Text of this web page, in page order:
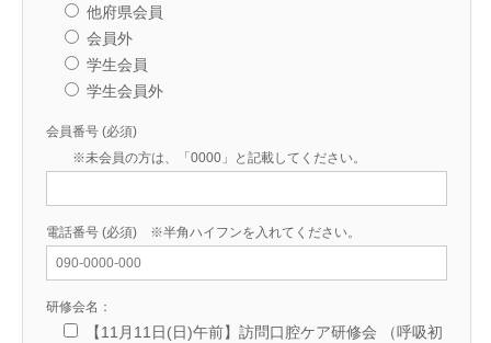
他府県会員
会員外
学生会員
学生会員外
会員番号 (必須)
※未会員の方は、「0000」と記載してください。
電話番号 (必須) ※半角ハイフンを入れてください。
研修会名：
【11月11日(日)午前】訪問口腔ケア研修会 （呼吸初